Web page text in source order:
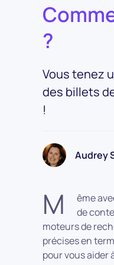
?
Vous tenez
des billets
!
Audrey
M
ême
de
moteurs de
précises en
pour vous aider